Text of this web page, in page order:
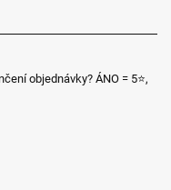
objednávky? ÁNO = 5⭐,